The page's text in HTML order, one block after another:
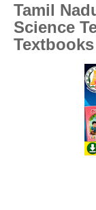
Tamil
Science